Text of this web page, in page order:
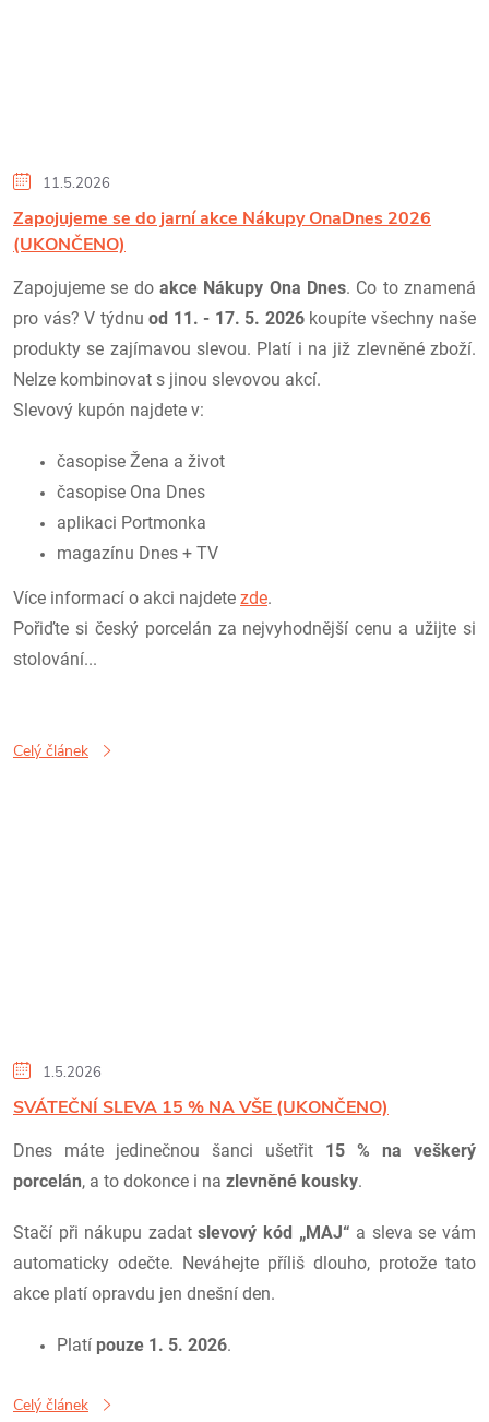
11.5.2026
Zapojujeme se do jarní akce Nákupy OnaDnes 2026
(UKONČENO)
Zapojujeme se do akce Nákupy Ona Dnes. Co to znamená
pro vás? V týdnu od 11. - 17. 5. 2026koupíte všechny naše
produkty se zajímavou slevou. Platí i na již zlevněné zboží.
Nelze kombinovat s jinou slevovou akcí.
Slevový kupón najdete v:
časopise Žena a život
časopise Ona Dnes
aplikaci Portmonka
magazínu Dnes + TV
Více informací o akci najdete zde.
Pořiďte si český porcelán za nejvyhodnější cenu a užijte si
stolování...
Celý článek
1.5.2026
SVÁTEČNÍ SLEVA 15 % NA VŠE (UKONČENO)
Dnes máte jedinečnou šanci ušetřit 15 % na veškerý
porcelán, a to dokonce i na zlevněné kousky.
Stačí při nákupu zadatslevový kód „MAJ“ a sleva se vám
automaticky odečte. Neváhejte příliš dlouho, protože tato
akce platí opravdu jen dnešní den.
Platí pouze 1. 5. 2026.
Celý článek